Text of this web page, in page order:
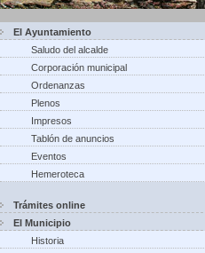
El Ayuntamiento
Saludo del alcalde
Corporación municipal
Ordenanzas
Plenos
Impresos
Tablón de anuncios
Eventos
Hemeroteca
Trámites online
El Municipio
Historia